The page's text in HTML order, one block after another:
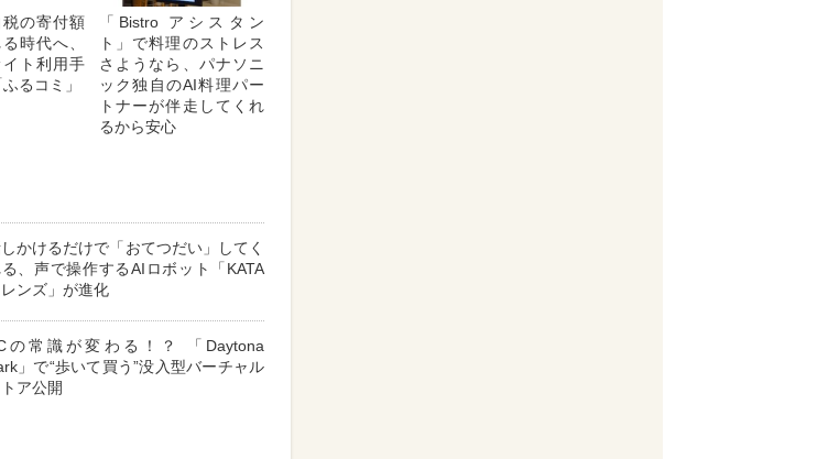
の寄付額
時代へ、
ト利用手
るコミ」
「Bistro アシスタン
ト」で料理のストレス
さようなら、パナソニ
ック独自のAI料理パー
トナーが伴走してくれ
るから安心
かけるだけで「おてつだい」してく
、声で操作するAIロボット「KATA
ンズ」が進化
の常識が変わる！？ 「Daytona
」で“歩いて買う”没入型バーチャル
ア公開